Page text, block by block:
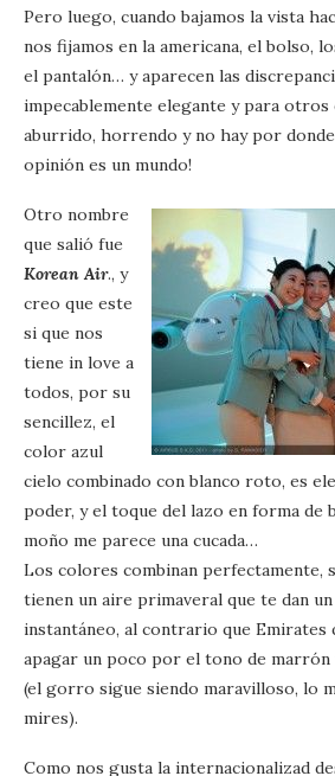
Pero luego, cuando bajamos la vista
nos fijamos en la americana, el bolso,
el pantalón… y aparecen las
impecablemente elegante y para otros
aburrido, horrendo y no hay por donde
opinión es un mundo!
Otro nombre
que salió fue
Korean Air., y
creo que este
si que nos
tiene in love a
todos, por su
sencillez, el
color azul
cielo combinado con blanco roto, es
poder, y el toque del lazo en forma de
moño me parece una cucada…
Los colores combinan perfectamente,
tienen un aire primaveral que te dan
instantáneo, al contrario que Emirates
apagar un poco por el tono de marrón
(el gorro sigue siendo maravilloso, lo
mires).
Como nos gusta la internacionalizad